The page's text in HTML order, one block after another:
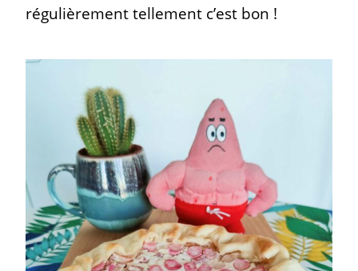
régulièrement tellement c’est bon !